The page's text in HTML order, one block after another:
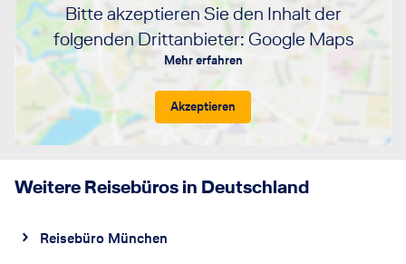
Bitte akzeptieren Sie den Inhalt der
folgenden Drittanbieter: Google Maps
Mehr erfahren
Akzeptieren
Weitere Reisebüros in Deutschland
Reisebüro München